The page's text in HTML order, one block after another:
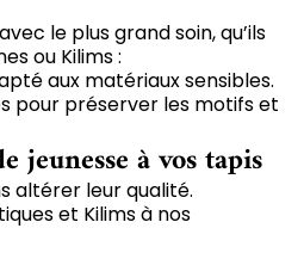
le plus grand soin, qu’ils
ou Kilims :
aux matériaux sensibles.
pour préserver les motifs et
jeunesse à vos tapis
altérer leur qualité.
et Kilims à nos